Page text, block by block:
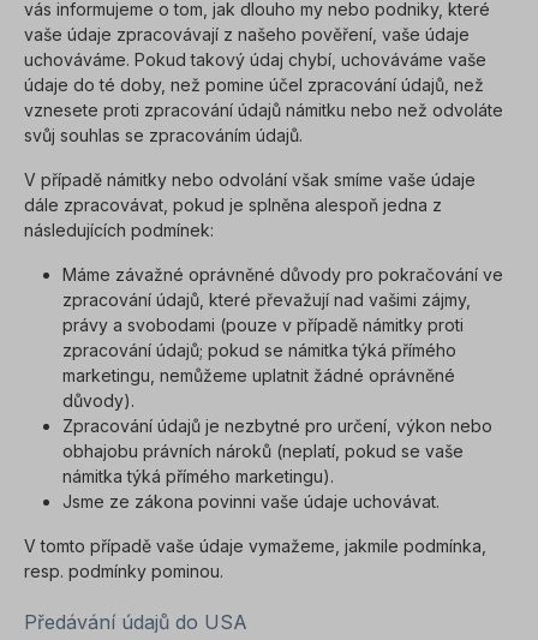
vás informujeme o tom, jak dlouho my nebo podniky, které
vaše údaje zpracovávají z našeho pověření, vaše údaje
uchováváme. Pokud takový údaj chybí, uchováváme vaše
údaje do té doby, než pomine účel zpracování údajů, než
vznesete proti zpracování údajů námitku nebo než odvoláte
svůj souhlas se zpracováním údajů.
V případě námitky nebo odvolání však smíme vaše údaje
dále zpracovávat, pokud je splněna alespoň jedna z
následujících podmínek:
Máme závažné oprávněné důvody pro pokračování ve
zpracování údajů, které převažují nad vašimi zájmy,
právy a svobodami (pouze v případě námitky proti
zpracování údajů; pokud se námitka týká přímého
marketingu, nemůžeme uplatnit žádné oprávněné
důvody).
Zpracování údajů je nezbytné pro určení, výkon nebo
obhajobu právních nároků (neplatí, pokud se vaše
námitka týká přímého marketingu).
Jsme ze zákona povinni vaše údaje uchovávat.
V tomto případě vaše údaje vymažeme, jakmile podmínka,
resp. podmínky pominou.
Předávání údajů do USA